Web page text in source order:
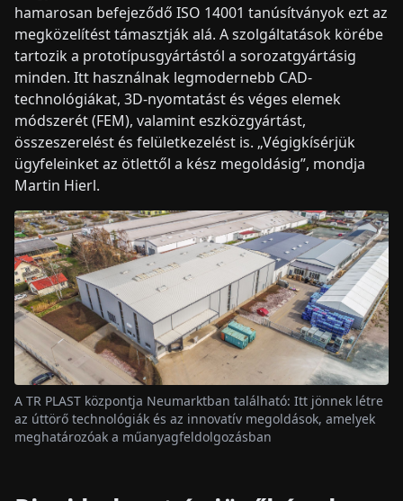
hamarosan befejeződő ISO 14001 tanúsítványok ezt az
megközelítést támasztják alá. A szolgáltatások körébe
tartozik a prototípusgyártástól a sorozatgyártásig
minden. Itt használnak legmodernebb CAD-
technológiákat, 3D-nyomtatást és véges elemek
módszerét (FEM), valamint eszközgyártást,
összeszerelést és felületkezelést is. „Végigkísérjük
ügyfeleinket az ötlettől a kész megoldásig”, mondja
Martin Hierl.
A TR PLAST központja Neumarktban található: Itt jönnek létre
az úttörő technológiák és az innovatív megoldások, amelyek
meghatározóak a műanyagfeldolgozásban